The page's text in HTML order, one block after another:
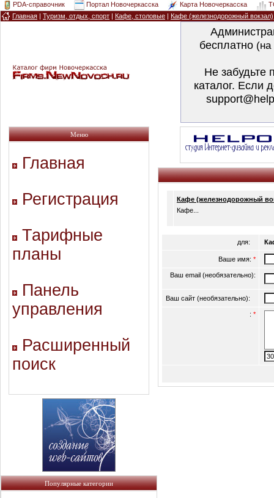
PDA-справочник Портал Новочеркасска Карта Новочеркасска
Главная | Туризм, отдых, спорт | Кафе, столовые | Кафе (железнодорожный вокзал)
бесплатно
Не забудьте
каталог. Если
Меню
Главная
Регистрация
Тарифные
планы
Панель
управления
Расширенный
поиск
Популярные категории
Кафе (железнодорожный
Кафе...
для:
Ваше имя: *
Ваш email (необязательно):
Ваш сайт (необязательно):
: *